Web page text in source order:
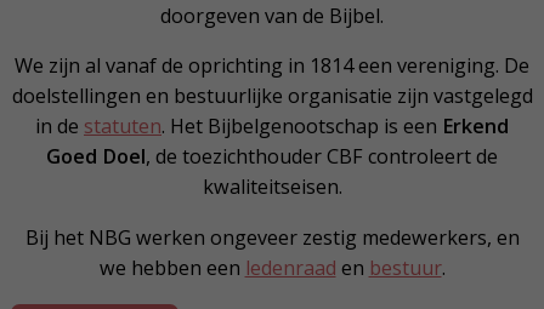
doorgeven van de Bijbel.
We zijn al vanaf de oprichting in 1814 een vereniging. De
doelstellingen en bestuurlijke organisatie zijn vastgelegd
in de statuten. Het Bijbelgenootschap is een Erkend
Goed Doel, de toezichthouder CBF controleert de
kwaliteitseisen.
Bij het NBG werken ongeveer zestig medewerkers, en
we hebben een ledenraad en bestuur.